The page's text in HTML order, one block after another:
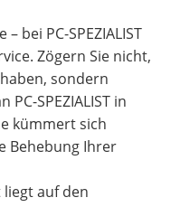
bei PC-SPEZIALIST
Zögern Sie nicht,
sondern
SPEZIALIST in
kümmert sich
Behebung Ihrer
auf den